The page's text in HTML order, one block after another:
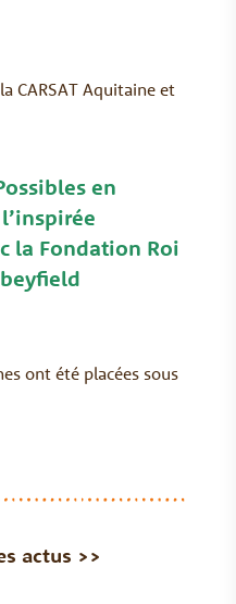
CARSAT Aquitaine et
en
la Fondation Roi
ont été placées sous
actus >>